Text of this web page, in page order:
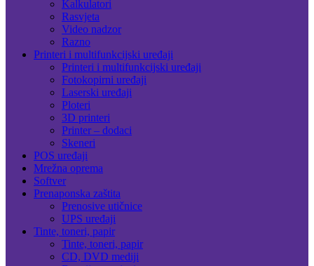
Kalkulatori
Rasvjeta
Video nadzor
Razno
Printeri i multifunkcijski uređaji
Printeri i multifunkcijski uređaji
Fotokopirni uređaji
Laserski uređaji
Ploteri
3D printeri
Printer – dodaci
Skeneri
POS uređaji
Mrežna oprema
Softver
Prenaponska zaštita
Prenosive utičnice
UPS uređaji
Tinte, toneri, papir
Tinte, toneri, papir
CD, DVD mediji